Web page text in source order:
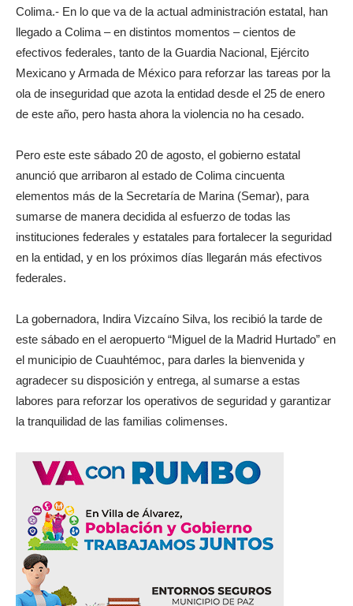
Colima.- En lo que va de la actual administración estatal, han
llegado a Colima – en distintos momentos – cientos de
efectivos federales, tanto de la Guardia Nacional, Ejército
Mexicano y Armada de México para reforzar las tareas por la
ola de inseguridad que azota la entidad desde el 25 de enero
de este año, pero hasta ahora la violencia no ha cesado.
Pero este este sábado 20 de agosto, el gobierno estatal
anunció que arribaron al estado de Colima cincuenta
elementos más de la Secretaría de Marina (Semar), para
sumarse de manera decidida al esfuerzo de todas las
instituciones federales y estatales para fortalecer la seguridad
en la entidad, y en los próximos días llegarán más efectivos
federales.
La gobernadora, Indira Vizcaíno Silva, los recibió la tarde de
este sábado en el aeropuerto “Miguel de la Madrid Hurtado” en
el municipio de Cuauhtémoc, para darles la bienvenida y
agradecer su disposición y entrega, al sumarse a estas
labores para reforzar los operativos de seguridad y garantizar
la tranquilidad de las familias colimenses.